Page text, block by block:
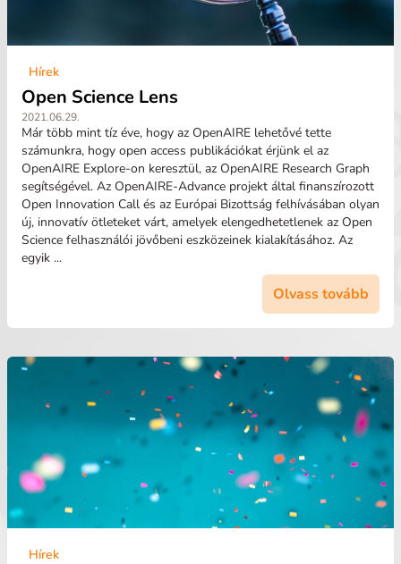
Hírek
Open Science Lens
2021.06.29.
Már több mint tíz éve, hogy az OpenAIRE lehetővé tette
számunkra, hogy open access publikációkat érjünk el az
OpenAIRE Explore-on keresztül, az OpenAIRE Research Graph
segítségével. Az OpenAIRE-Advance projekt által finanszírozott
Open Innovation Call és az Európai Bizottság felhívásában olyan
új, innovatív ötleteket várt, amelyek elengedhetetlenek az Open
Science felhasználói jövőbeni eszközeinek kialakításához. Az
egyik ...
Olvass tovább
Hírek